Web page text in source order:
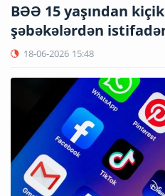
BƏƏ 15 yaşından
şəbəkələrdən
18-06-2026 15:48